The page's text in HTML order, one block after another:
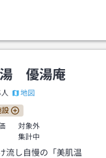
湯 優湯庵
地図
設
対象外
集計中
流し自慢の「美肌温